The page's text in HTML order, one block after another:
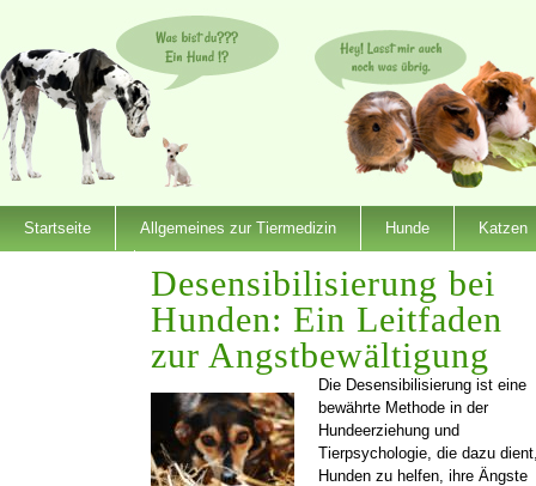
Startseite Allgemeines zur Tiermedizin Hunde Katzen
Desensibilisierung bei
Hunden: Ein Leitfaden
zur Angstbewältigung
Die Desensibilisierung ist eine
bewährte Methode in der
Hundeerziehung und
Tierpsychologie, die dazu
Hunden zu helfen, ihre Ängste